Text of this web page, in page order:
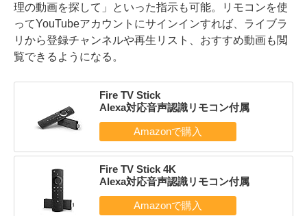
理の動画を探して」といった指示も可能。リモコンを使
ってYouTubeアカウントにサインインすれば、ライブラ
リから登録チャンネルや再生リスト、おすすめ動画も閲
覧できるようになる。
Fire TV Stick
Alexa対応音声認識リモコン付属
Fire TV Stick 4K
Alexa対応音声認識リモコン付属